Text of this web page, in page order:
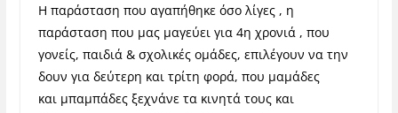
H παράσταση που αγαπήθηκε όσο λίγες , η
παράσταση που μας μαγεύει για 4η χρονιά , που
γονείς, παιδιά & σχολικές ομάδες, επιλέγουν να την
δουν για δεύτερη και τρίτη φορά, που μαμάδες
και μπαμπάδες ξεχνάνε τα κινητά τους και